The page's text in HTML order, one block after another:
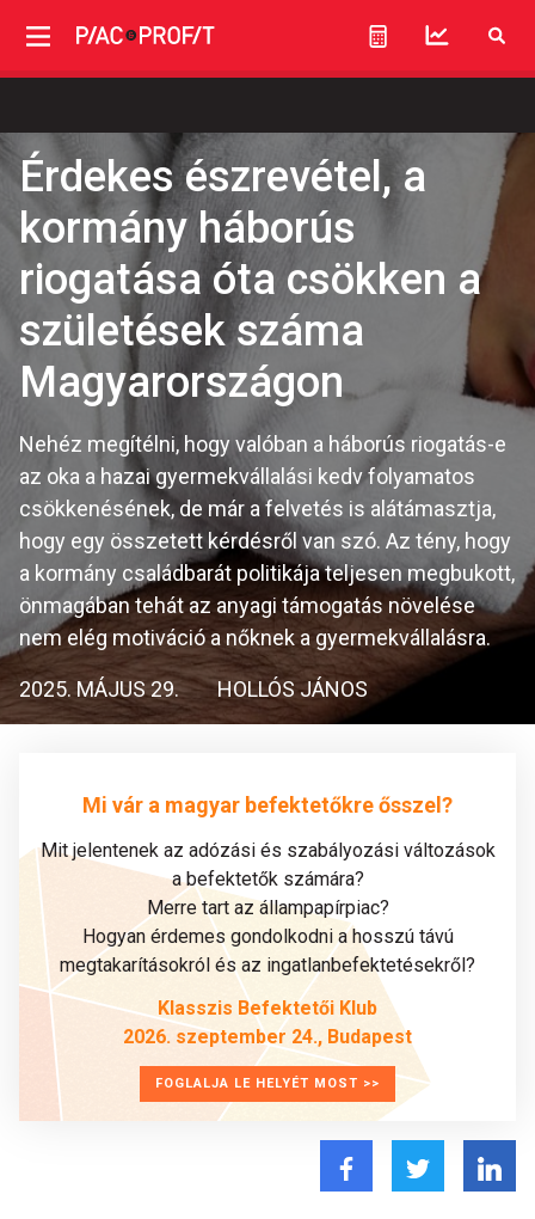
Érdekes észrevétel, a
kormány háborús
riogatása óta csökken a
születések száma
Magyarországon
Nehéz megítélni, hogy valóban a háborús riogatás-e
az oka a hazai gyermekvállalási kedv folyamatos
csökkenésének, de már a felvetés is alátámasztja,
hogy egy összetett kérdésről van szó. Az tény, hogy
a kormány családbarát politikája teljesen megbukott,
önmagában tehát az anyagi támogatás növelése
nem elég motiváció a nőknek a gyermekvállalásra.
2025. MÁJUS 29. HOLLÓS JÁNOS
Mi vár a magyar befektetőkre ősszel?
Mit jelentenek az adózási és szabályozási változások
a befektetők számára?
Merre tart az állampapírpiac?
Hogyan érdemes gondolkodni a hosszú távú
megtakarításokról és az ingatlanbefektetésekről?
Klasszis Befektetői Klub
2026. szeptember 24., Budapest
FOGLALJA LE HELYÉT MOST >>